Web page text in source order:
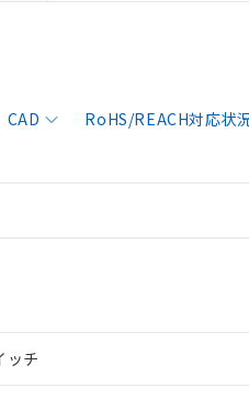
CAD RoHS/REACH対応状
ッチ